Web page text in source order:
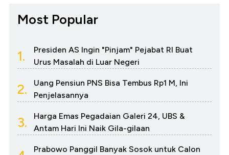
Most Popular
1.
Presiden AS Ingin "Pinjam" Pejabat RI Buat
Urus Masalah di Luar Negeri
2.
Uang Pensiun PNS Bisa Tembus Rp1 M, Ini
Penjelasannya
3.
Harga Emas Pegadaian Galeri 24, UBS &
Antam Hari Ini Naik Gila-gilaan
Prabowo Panggil Banyak Sosok untuk Calon